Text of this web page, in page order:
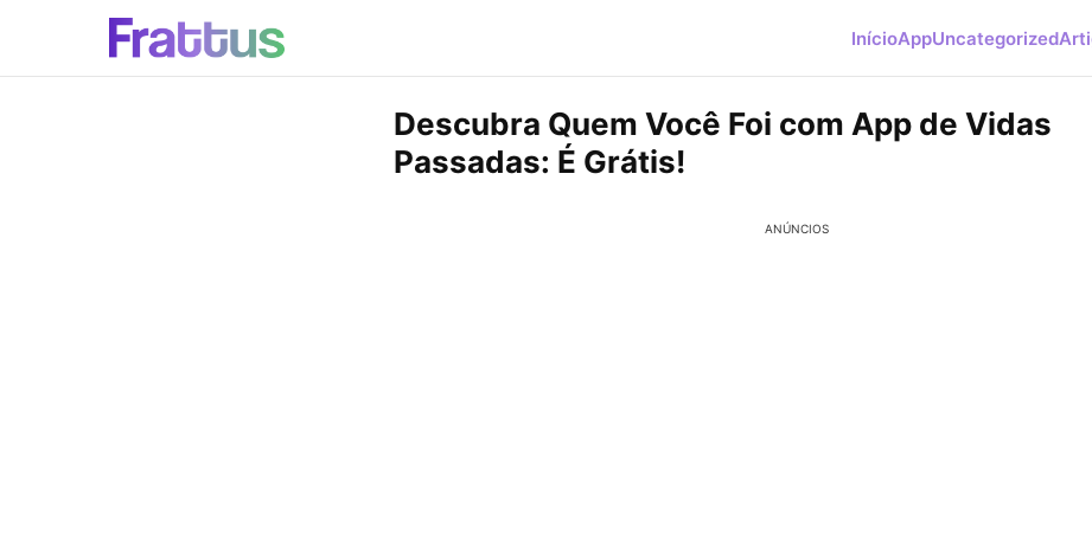
InícioAppUncategorized
Descubra Quem Você Foi com App de Vidas
Passadas: É Grátis!
ANÚNCIOS